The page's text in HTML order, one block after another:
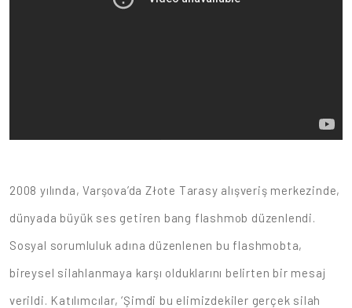
2008 yılında, Varşova’da Złote Tarasy alışveriş merkezinde,
dünyada büyük ses getiren bang flashmob düzenlendi.
Sosyal sorumluluk adına düzenlenen bu flashmobta,
bireysel silahlanmaya karşı olduklarını belirten bir mesaj
verildi. Katılımcılar, ‘Şimdi bu elimizdekiler gerçek silah